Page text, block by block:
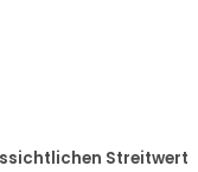
Streitwert